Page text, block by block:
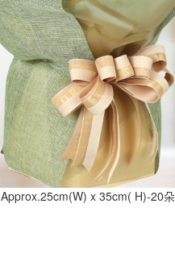
Approx.25cm(W) x 35cm( H)-20朵